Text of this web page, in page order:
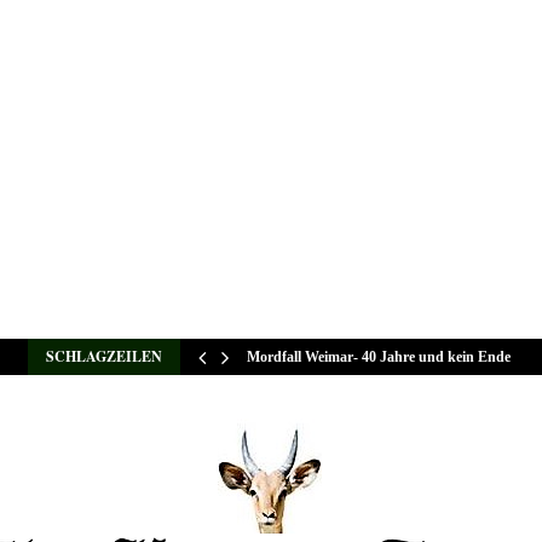
SCHLAGZEILEN Mordfall Weimar- 40 Jahre und kein Ende